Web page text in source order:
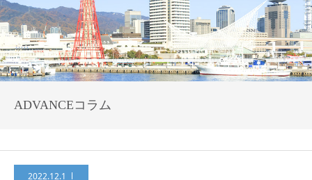
ADVANCEコラム
2022.12.1
ネット保険
事業保険